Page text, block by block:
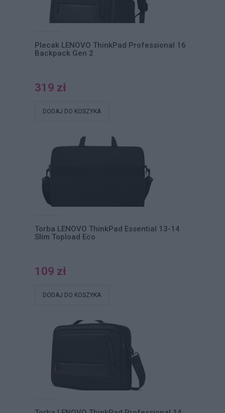
Plecak LENOVO ThinkPad Professional 16
Backpack Gen 2
319 zł
DODAJ DO KOSZYKA
Torba LENOVO ThinkPad Essential 13-14
Slim Topload Eco
109 zł
DODAJ DO KOSZYKA